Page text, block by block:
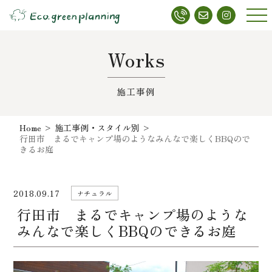
メニ
Works
施工事例
Home > 施工事例・スタイル別 >
行田市 まるでキャンプ場のようなみんなで楽しくBBQので
きるお庭
2018.09.17 ナチュラル
行田市 まるでキャンプ場のような
みんなで楽しくBBQのできるお庭